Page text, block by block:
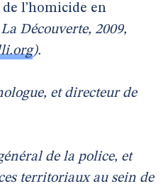
l’homicide en
Découverte, 2009,
).
et directeur de
de la police, et
territoriaux au sein de